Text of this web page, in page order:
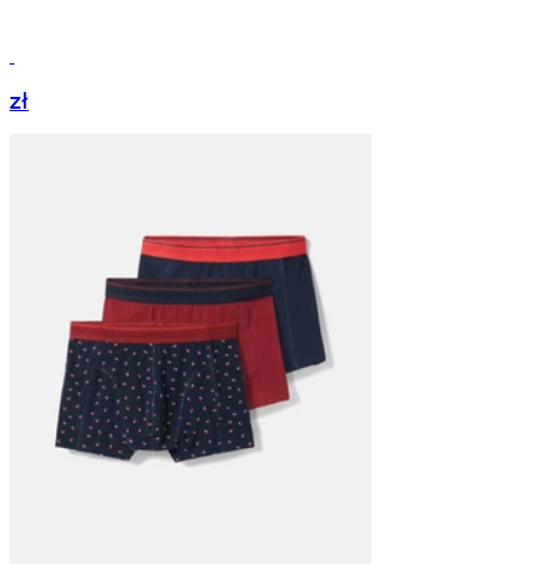
zł